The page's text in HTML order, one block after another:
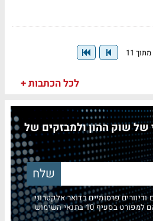
לכל הכתבות +
של שוק ההון ולמבזקים של
פרסומיים בדואר אלקטרוני
10 בתנאי השימוש